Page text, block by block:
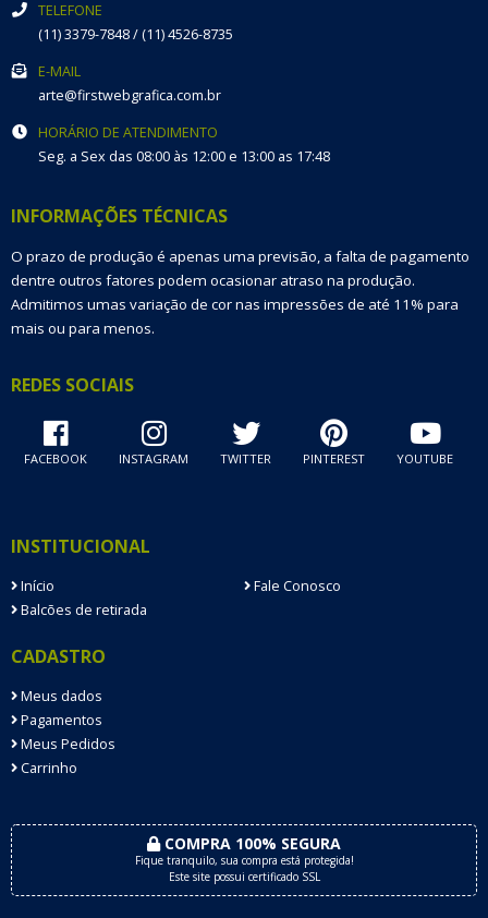
TELEFONE
(11) 3379-7848 / (11) 4526-8735
E-MAIL
arte@firstwebgrafica.com.br
HORÁRIO DE ATENDIMENTO
Seg. a Sex das 08:00 às 12:00 e 13:00 as 17:48
INFORMAÇÕES TÉCNICAS
O prazo de produção é apenas uma previsão, a falta de pagamento
dentre outros fatores podem ocasionar atraso na produção.
Admitimos umas variação de cor nas impressões de até 11% para
mais ou para menos.
REDES SOCIAIS
FACEBOOK INSTAGRAM TWITTER PINTEREST YOUTUBE
INSTITUCIONAL
Início
Fale Conosco
Balcões de retirada
CADASTRO
Meus dados
Pagamentos
Meus Pedidos
Carrinho
COMPRA 100% SEGURA
Fique tranquilo, sua compra está protegida!
Este site possui certificado SSL